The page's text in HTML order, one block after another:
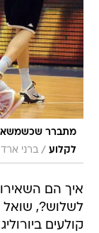
מתברר
לקלוע / ברני
איך הם
לשלוש?, שואל
קולעים